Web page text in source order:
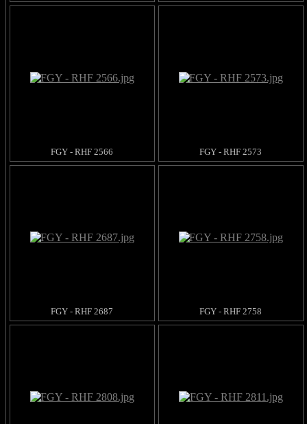
FGY - RHF 2566 FGY - RHF 2573
FGY - RHF 2687 FGY - RHF 2758